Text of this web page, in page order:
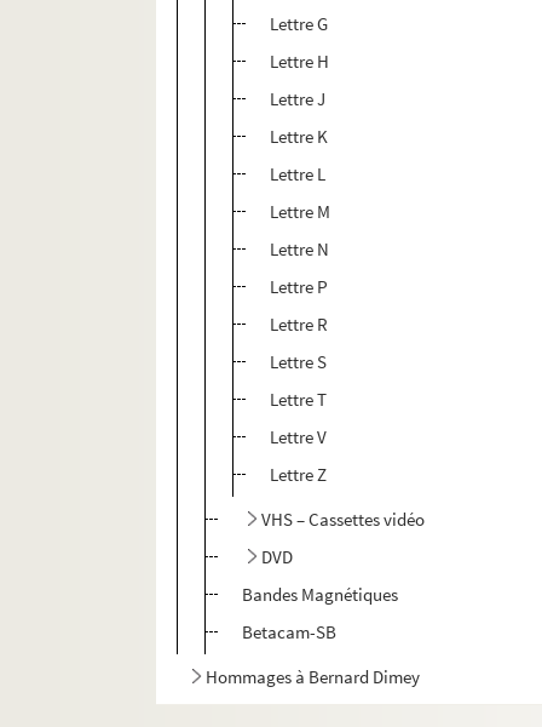
Lettre G
Lettre H
Lettre J
Lettre K
Lettre L
Lettre M
Lettre N
Lettre P
Lettre R
Lettre S
Lettre T
Lettre V
Lettre Z
VHS – Cassettes vidéo
DVD
Bandes Magnétiques
Betacam-SB
Hommages à Bernard Dimey